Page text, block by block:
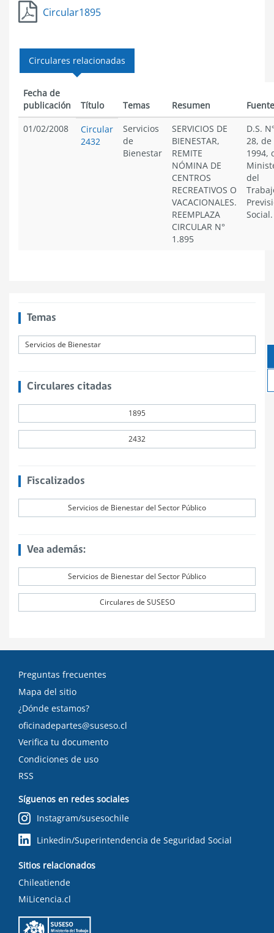
Circular1895
Circulares relacionadas
Fecha de
publicación
Título Temas Resumen
01/02/2008
Circular
2432
Servicios
de
Bienestar
SERVICIOS DE
BIENESTAR,
REMITE
NÓMINA DE
CENTROS
RECREATIVOS O
VACACIONALES.
REEMPLAZA
CIRCULAR N°
1.895
D.S.
28, de
1994,
del
Social.
Temas
Servicios de Bienestar
Circulares citadas
1895
2432
Fiscalizados
Servicios de Bienestar del Sector Público
Vea además:
Servicios de Bienestar del Sector Público
Circulares de SUSESO
Preguntas frecuentes
Mapa del sitio
¿Dónde estamos?
oficinadepartes@suseso.cl
Verifica tu documento
Condiciones de uso
RSS
Síguenos en redes sociales
Instagram/susesochile
Linkedin/Superintendencia de Seguridad Social
Sitios relacionados
Chileatiende
MiLicencia.cl